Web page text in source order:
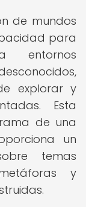
de mundos
para
entornos
explorar y
Esta
de una
un
temas
y